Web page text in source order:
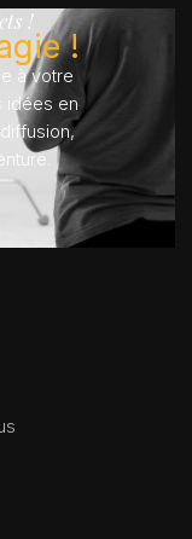
!
!
à votre
idées en